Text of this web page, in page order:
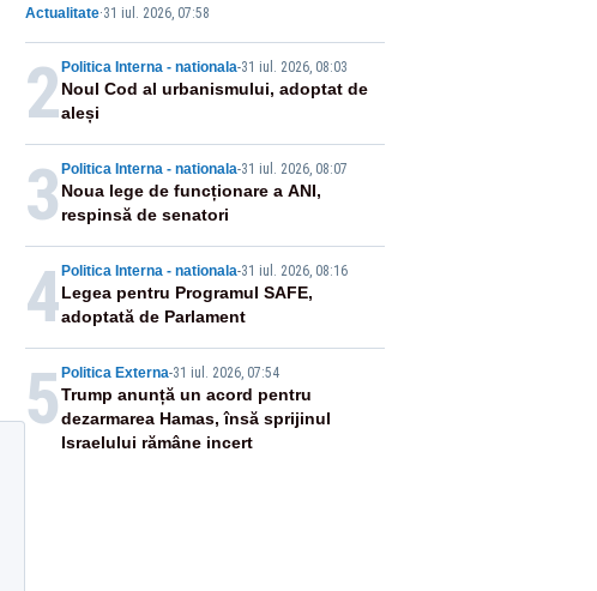
Palatul Victoria, iluminat în albastru
Actualitate·31 iul. 2026, 07:58
2 Politica Interna - nationala-31 iul. 2026, 08:03
Noul Cod al urbanismului, adoptat de
aleși
3 Politica Interna - nationala-31 iul. 2026, 08:07
Noua lege de funcționare a ANI,
respinsă de senatori
4 Politica Interna - nationala-31 iul. 2026, 08:16
Legea pentru Programul SAFE,
adoptată de Parlament
5 Politica Externa-31 iul. 2026, 07:54
Trump anunță un acord pentru
dezarmarea Hamas, însă sprijinul
Israelului rămâne incert